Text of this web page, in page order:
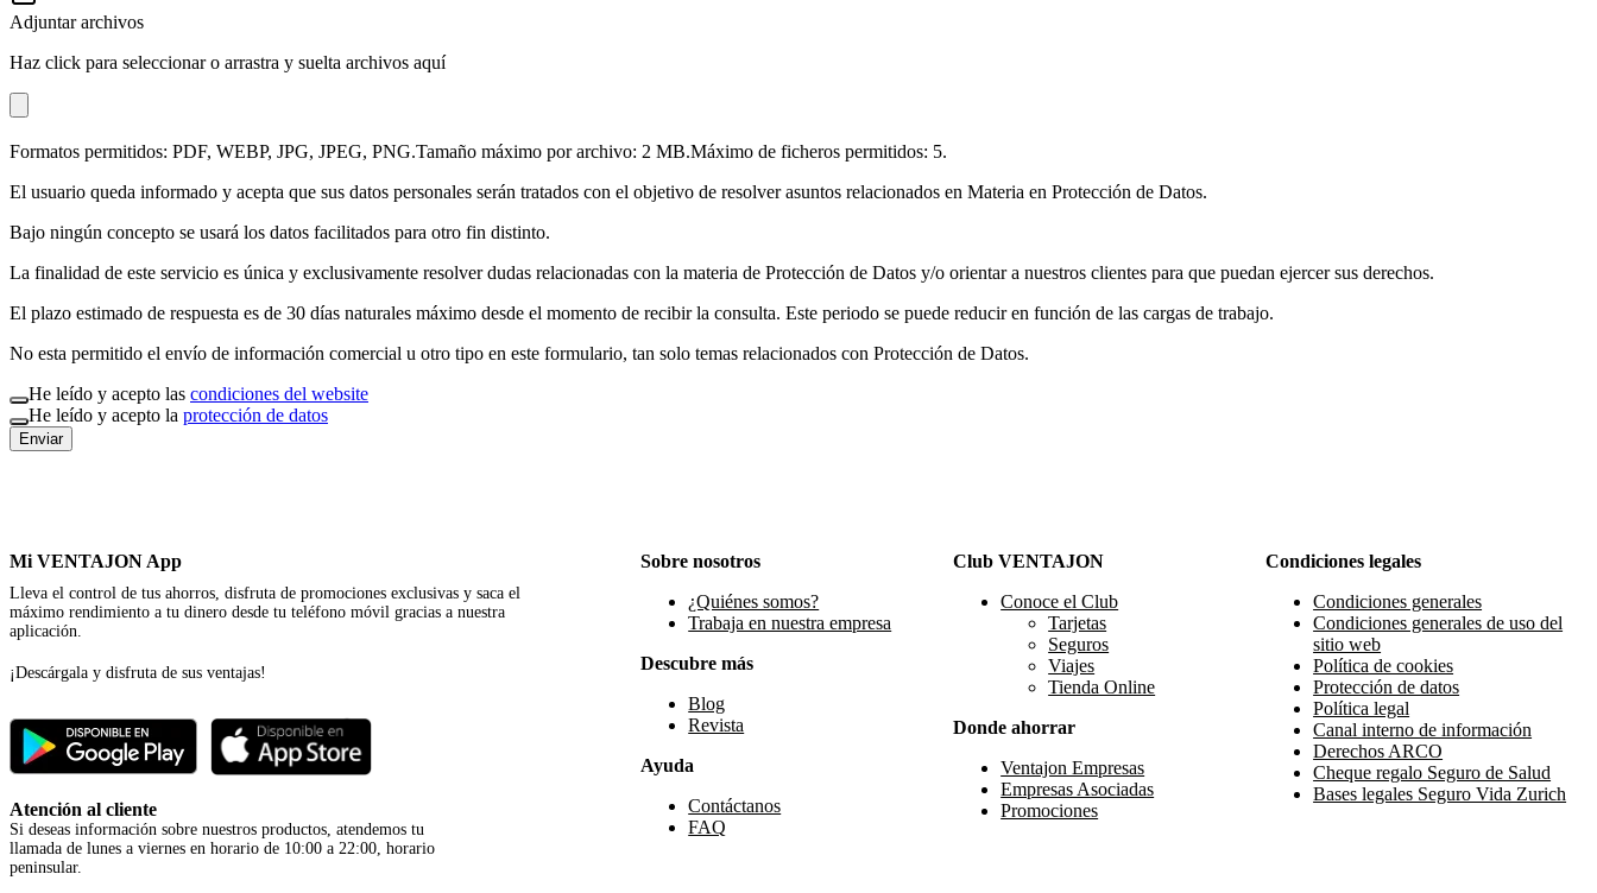
Adjuntar archivos
Haz click para seleccionar o arrastra y suelta archivos aquí
Formatos permitidos: PDF, WEBP, JPG, JPEG, PNG.Tamaño máximo por archivo: 2 MB.Máximo de ficheros permitidos: 5.
El usuario queda informado y acepta que sus datos personales serán tratados con el objetivo de resolver asuntos relacionados en Materia en Protección de Datos.
Bajo ningún concepto se usará los datos facilitados para otro fin distinto.
La finalidad de este servicio es única y exclusivamente resolver dudas relacionadas con la materia de Protección de Datos y/o orientar a nuestros clientes para que puedan ejercer sus derechos.
El plazo estimado de respuesta es de 30 días naturales máximo desde el momento de recibir la consulta. Este periodo se puede reducir en función de las cargas de trabajo.
No esta permitido el envío de información comercial u otro tipo en este formulario, tan solo temas relacionados con Protección de Datos.
He leído y acepto las condiciones del website
He leído y acepto la protección de datos
Enviar
Mi VENTAJON App
Lleva el control de tus ahorros, disfruta de promociones exclusivas y saca el
máximo rendimiento a tu dinero desde tu teléfono móvil gracias a nuestra
aplicación.
¡Descárgala y disfruta de sus ventajas!
Atención al cliente
Si deseas información sobre nuestros productos, atendemos tu
llamada de lunes a viernes en horario de 10:00 a 22:00, horario
peninsular.
Sobre nosotros
¿Quiénes somos?
Trabaja en nuestra empresa
Descubre más
Blog
Revista
Ayuda
Contáctanos
FAQ
Club VENTAJON
Conoce el Club
Tarjetas
Seguros
Viajes
Tienda Online
Donde ahorrar
Ventajon Empresas
Empresas Asociadas
Promociones
Condiciones legales
Condiciones generales
Condiciones generales de uso del
sitio web
Política de cookies
Protección de datos
Política legal
Canal interno de información
Derechos ARCO
Cheque regalo Seguro de Salud
Bases legales Seguro Vida Zurich